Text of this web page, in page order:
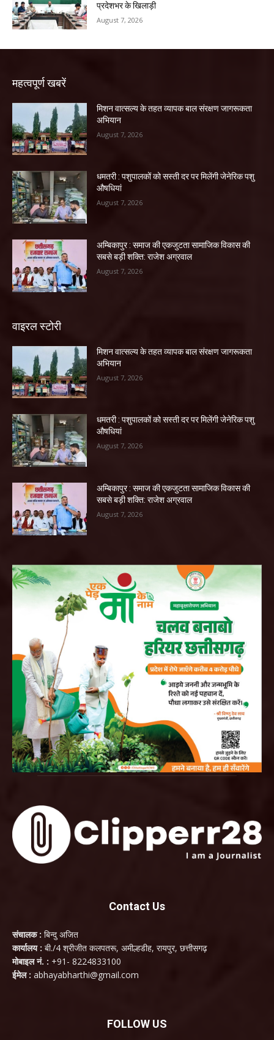
प्रदेशभर के खिलाड़ी
August 7, 2026
महत्वपूर्ण खबरें
मिशन वात्सल्य के तहत व्यापक बाल संरक्षण जागरूकता
अभियान
August 7, 2026
धमतरी : पशुपालकों को सस्ती दर पर मिलेंगी जेनेरिक पशु
औषधियां
August 7, 2026
अम्बिकापुर : समाज की एकजुटता सामाजिक विकास की
सबसे बड़ी शक्ति: राजेश अग्रवाल
August 7, 2026
वाइरल स्टोरी
मिशन वात्सल्य के तहत व्यापक बाल संरक्षण जागरूकता
अभियान
August 7, 2026
धमतरी : पशुपालकों को सस्ती दर पर मिलेंगी जेनेरिक पशु
औषधियां
August 7, 2026
अम्बिकापुर : समाज की एकजुटता सामाजिक विकास की
सबसे बड़ी शक्ति: राजेश अग्रवाल
August 7, 2026
Contact Us
संचालक : बिन्दु अजित
कार्यालय : बी./4 श्रीजीत कलपतरू, अमील्हडीह, रायपुर, छत्तीसगढ़
मोबाइल नं. : +91- 8224833100
ईमेल : abhayabharthi@gmail.com
FOLLOW US